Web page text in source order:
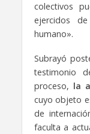
colectivos
ejercidos
humano».
Subrayó
testimonio
proceso, la
cuyo objeto
de
faculta a